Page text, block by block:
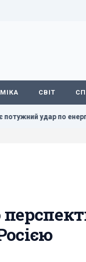
СВІТ
енергетиці Києва